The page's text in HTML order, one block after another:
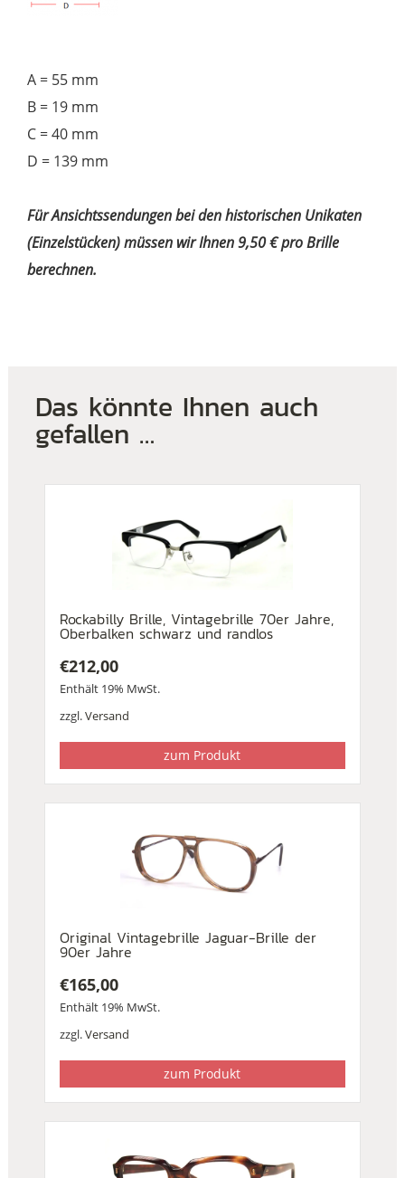
A = 55 mm
B = 19 mm
C = 40 mm
D = 139 mm
Für Ansichtssendungen bei den historischen Unikaten
(Einzelstücken) müssen wir Ihnen 9,50 € pro Brille
berechnen.
Das könnte Ihnen auch
gefallen …
Rockabilly Brille, Vintagebrille 70er Jahre,
Oberbalken schwarz und randlos
€212,00
Enthält 19% MwSt.
zzgl.Versand
zum Produkt
Original Vintagebrille Jaguar-Brille der
90er Jahre
€165,00
Enthält 19% MwSt.
zzgl.Versand
zum Produkt